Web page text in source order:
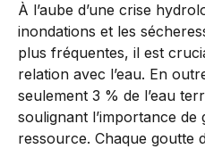
À l’aube d’une crise
inondations et les
plus fréquentes, il est
relation avec l’eau. En
seulement 3 % de l’eau
soulignant l’importance
ressource. Chaque goutte